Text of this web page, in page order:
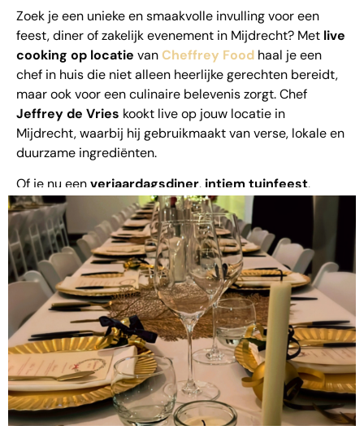
Zoek je een unieke en smaakvolle invulling voor een
feest, diner of zakelijk evenement in Mijdrecht? Met live
cooking op locatie vanCheffrey Food haal je een
chef in huis die niet alleen heerlijke gerechten bereidt,
maar ook voor een culinaire belevenis zorgt. Chef
Jeffrey de Vries kookt live op jouw locatie in
Mijdrecht, waarbij hij gebruikmaakt van verse, lokale en
duurzame ingrediënten.
Of je nu eenverjaardagsdiner, intiem tuinfeest,
bruiloftof een zakelijk eventorganiseert – met
Cheffrey Food maak je gegarandeerd indruk. Wij
verzorgen alles: van mobiele keuken tot bediening en
een menu volledig op maat.
Wat is Live
Cooking?
Bij live cookingwordt het eten op locatie bereid, recht
voor het oog van jouw gasten. Het is niet alleen lekker,
maar ook een visuele en interactieve ervaring. Jouw
gasten zien hoe de gerechten worden klaargemaakt en